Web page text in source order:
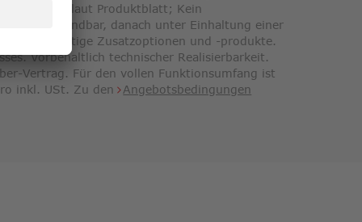
laut Produktblatt; Kein
kündbar, danach unter Einhaltung einer
Zusatzoptionen und -produkte.
Vorbehaltlich technischer Realisierbarkeit.
Vertrag. Für den vollen Funktionsumfang ist
inkl. USt. Zu den Angebotsbedingungen